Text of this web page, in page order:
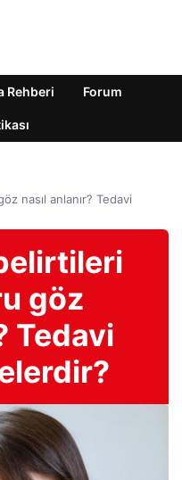
Rehberi Forum
nasıl anlanır? Tedavi
göz
Tedavi